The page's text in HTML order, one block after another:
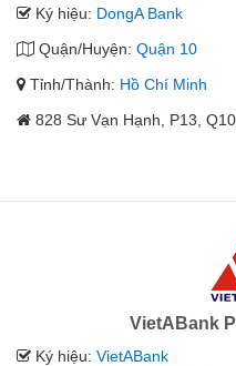
Ký hiệu: DongA Bank
Quận/Huyện: Quận 10
Tỉnh/Thành: Hồ Chí Minh
828 Sư Vạn Hạnh, P13,
VietABank
Ký hiệu: VietABank